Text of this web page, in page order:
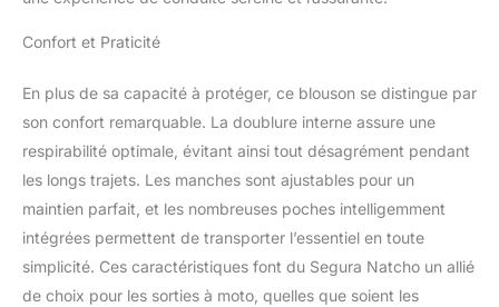
Confort et Praticité
En plus de sa capacité à protéger, ce blouson se distingue par
son confort remarquable. La doublure interne assure une
respirabilité optimale, évitant ainsi tout désagrément pendant
les longs trajets. Les manches sont ajustables pour un
maintien parfait, et les nombreuses poches intelligemment
intégrées permettent de transporter l’essentiel en toute
simplicité. Ces caractéristiques font du Segura Natcho un allié
de choix pour les sorties à moto, quelles que soient les